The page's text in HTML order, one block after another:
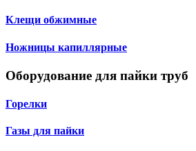
Клещи обжимные
Ножницы капиллярные
Оборудование для пайки труб
Горелки
Газы для пайки